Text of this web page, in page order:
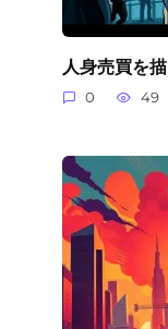
人身売買を
0 49